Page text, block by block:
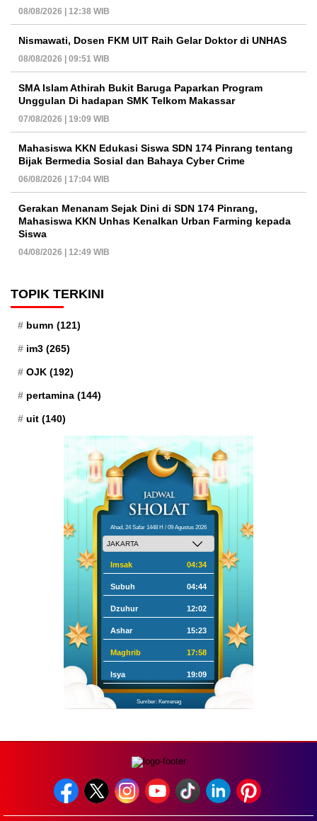
08/08/2026 | 12:38 WIB
Nismawati, Dosen FKM UIT Raih Gelar Doktor di UNHAS
08/08/2026 | 09:51 WIB
SMA Islam Athirah Bukit Baruga Paparkan Program
Unggulan Di hadapan SMK Telkom Makassar
07/08/2026 | 19:09 WIB
Mahasiswa KKN Edukasi Siswa SDN 174 Pinrang tentang
Bijak Bermedia Sosial dan Bahaya Cyber Crime
06/08/2026 | 17:04 WIB
Gerakan Menanam Sejak Dini di SDN 174 Pinrang,
Mahasiswa KKN Unhas Kenalkan Urban Farming kepada
Siswa
04/08/2026 | 12:49 WIB
TOPIK TERKINI
bumn (121)
im3 (265)
OJK (192)
pertamina (144)
uit (140)
Ahad, 24 Safar 1448 H / 09 Agustus 2026
Imsak 04:34
Subuh 04:44
Dzuhur 12:02
Ashar 15:23
Maghrib 17:58
Isya 19:09
Sumber: Kemenag